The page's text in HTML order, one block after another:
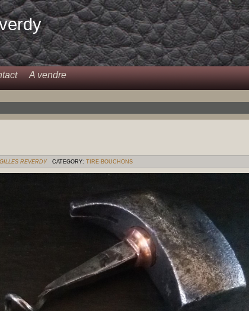
A vendre
GILLES REVERDY CATEGORY: TIRE-BOUCHONS